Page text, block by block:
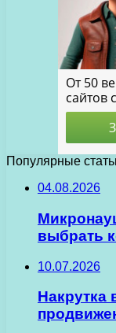
Популярные
04.08.2026
выбрать
10.07.2026
Накрутка